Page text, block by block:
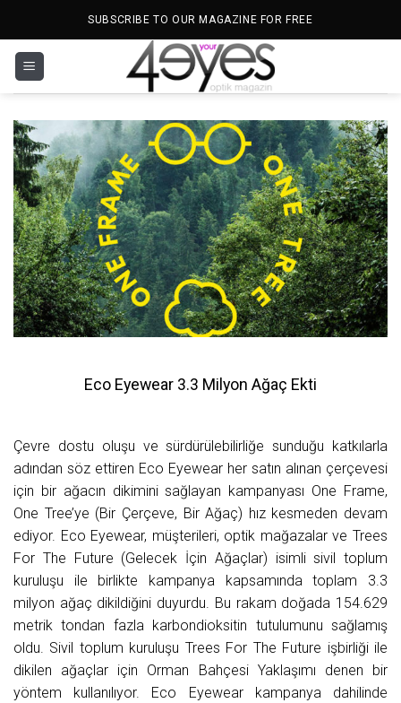
SUBSCRIBE TO OUR MAGAZINE FOR FREE
Eco Eyewear 3.3 Milyon Ağaç Ekti
Çevre dostu oluşu ve sürdürülebilirliğe sunduğu katkılarla
adından söz ettiren Eco Eyewear her satın alınan çerçevesi
için bir ağacın dikimini sağlayan kampanyası One Frame,
One Tree’ye (Bir Çerçeve, Bir Ağaç) hız kesmeden devam
ediyor. Eco Eyewear, müşterileri, optik mağazalar ve Trees
For The Future (Gelecek İçin Ağaçlar) isimli sivil toplum
kuruluşu ile birlikte kampanya kapsamında toplam 3.3
milyon ağaç dikildiğini duyurdu. Bu rakam doğada 154.629
metrik tondan fazla karbondioksitin tutulumunu sağlamış
oldu. Sivil toplum kuruluşu Trees For The Future işbirliği ile
dikilen ağaçlar için Orman Bahçesi Yaklaşımı denen bir
yöntem kullanılıyor. Eco Eyewear kampanya dahilinde